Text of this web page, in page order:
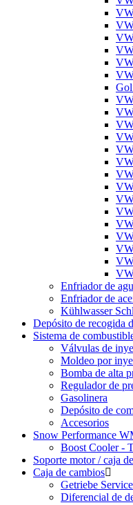
Enfriador de
Enfriador de
Kühlwasser
Depósito de recogida
Sistema de
Válvulas de
Moldeo por
Bomba de alta
Regulador de
Gasolinera
Depósito de
Accesorios
Snow Performance
Boost Cooler -
Soporte motor / caja
Caja de cambios
Getriebe Service
Diferencial de